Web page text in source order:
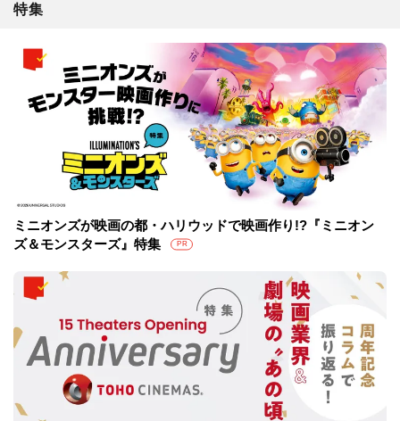
特集
ミニオンズが映画の都・ハリウッドで映画作り!?『ミニオン
ズ＆モンスターズ』特集
PR